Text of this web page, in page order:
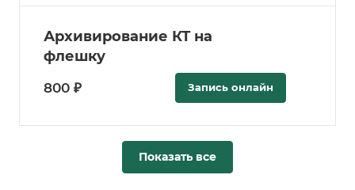
Архивирование КТ на
флешку
800 ₽ Запись онлайн
Показать все